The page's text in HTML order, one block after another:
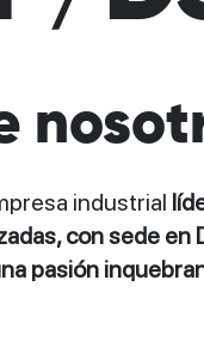
industrial
con sede
pasión